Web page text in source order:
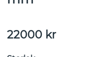
22000 kr